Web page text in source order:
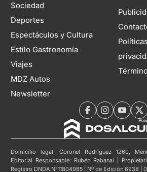
Sociedad
Deportes
Espectáculos y Cultura
Estilo Gastronomía
Viajes
MDZ Autos
Newsletter
Domicilio legal: Coronel Rodríguez 1260,
Editorial Responsable: Rubén Rabanal |
Registro DNDA N°11804985 | Nº de Edición 6938 |